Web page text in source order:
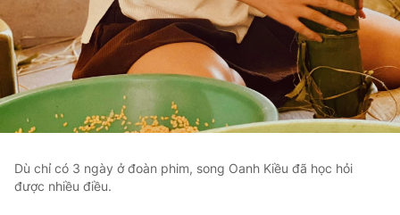
Dù chỉ có 3 ngày ở đoàn phim, song Oanh Kiều đã học hỏi
được nhiều điều.